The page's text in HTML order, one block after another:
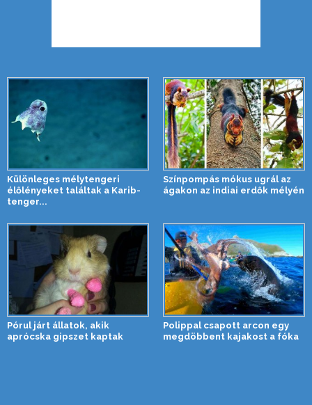
Különleges mélytengeri
élőlényeket találtak a Karib-
tenger...
Színpompás mókus ugrál az
ágakon az indiai erdők mélyén
Pórul járt állatok, akik
aprócska gipszet kaptak
Polippal csapott arcon egy
megdöbbent kajakost a fóka